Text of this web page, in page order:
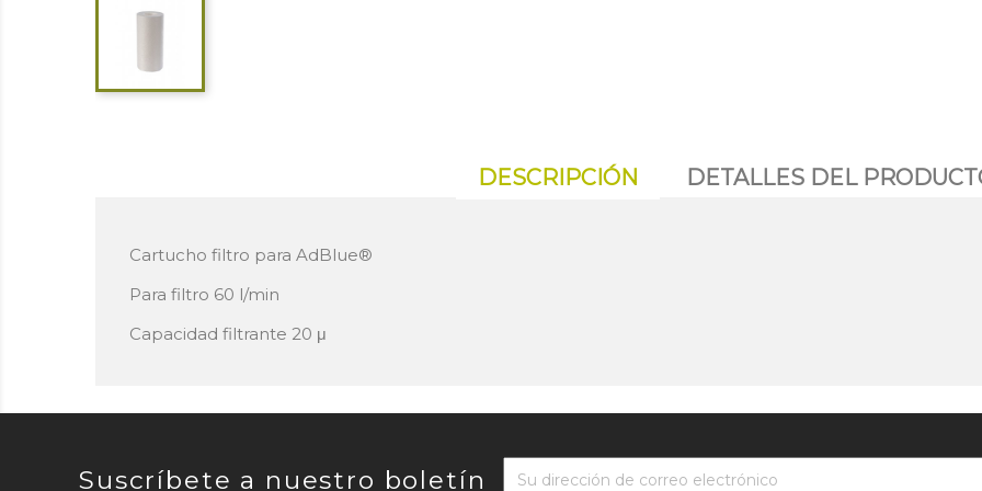
DESCRIPCIÓN DETALLES DEL
Cartucho filtro para AdBlue®
Para filtro 60 l/min
Capacidad filtrante 20 μ
Suscríbete a nuestro boletín